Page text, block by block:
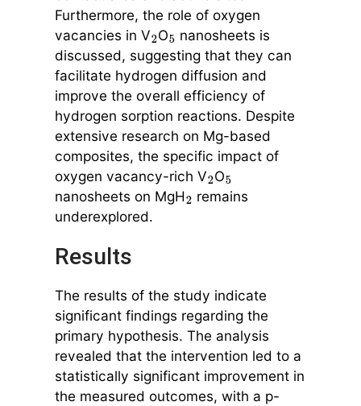
Furthermore, the role of oxygen
vacancies in V2O5 nanosheets is
discussed, suggesting that they can
facilitate hydrogen diffusion and
improve the overall efficiency of
hydrogen sorption reactions. Despite
extensive research on Mg-based
composites, the specific impact of
oxygen vacancy-rich V2O5
nanosheets on MgH2 remains
underexplored.
Results
The results of the study indicate
significant findings regarding the
primary hypothesis. The analysis
revealed that the intervention led to a
statistically significant improvement in
the measured outcomes, with a p-